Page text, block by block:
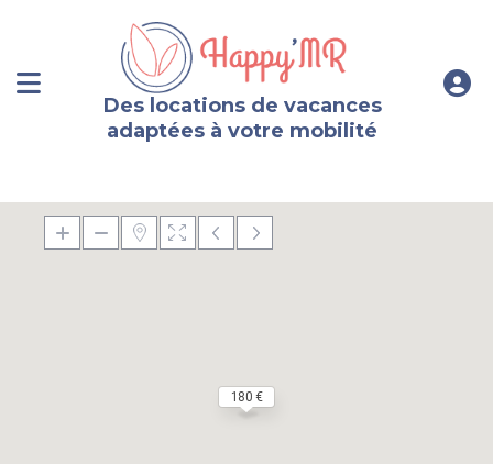
Des locations de vacances
adaptées à votre mobilité
180 €